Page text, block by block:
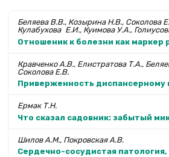
Беляева В.В., Козырина Н.В., Соколова
Кулабухова Е.И., Куимова У.А.,
Отношеник к болезни как
Кравченко А.В., Елистратова Т.А.,
Соколова Е.В.
Приверженность
Ермак Т.Н.
Что сказал садовник: забытый
Шилов А.М., Покровская А.В.
Сердечно-сосудистая